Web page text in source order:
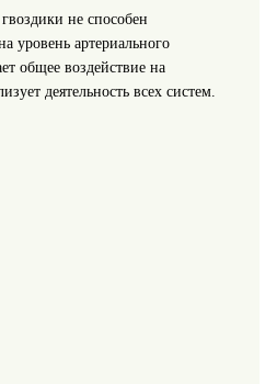
не способен
уровень артериального
общее воздействие на
деятельность всех систем.